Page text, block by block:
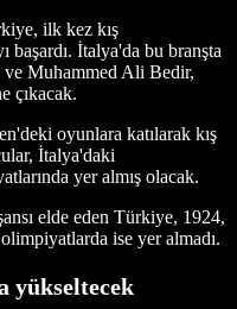
ilk kez kış
başardı. İtalya'da bu branşta
Muhammed Ali Bedir,
çıkacak.
oyunlara katılarak kış
İtalya'daki
yer almış olacak.
elde eden Türkiye, 1924,
ise yer almadı.
yükseltecek